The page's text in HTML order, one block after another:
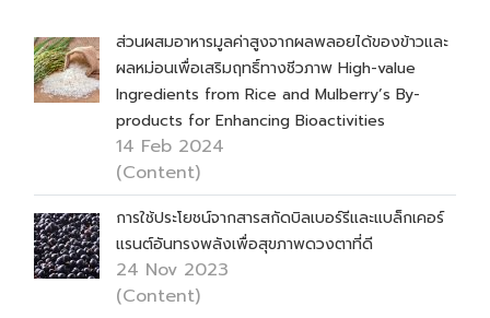
ส่วนผสมอาหารมูลค่าสูงจากผลพลอยได้ของข้าวและ
ผลหม่อนเพื่อเสริมฤทธิ์ทางชีวภาพ High-value
Ingredients from Rice and Mulberry’s By-
products for Enhancing Bioactivities
14 Feb 2024
(Content)
การใช้ประโยชน์จากสารสกัดบิลเบอร์รีและแบล็กเคอร์
แรนต์อันทรงพลังเพื่อสุขภาพดวงตาที่ดี
24 Nov 2023
(Content)